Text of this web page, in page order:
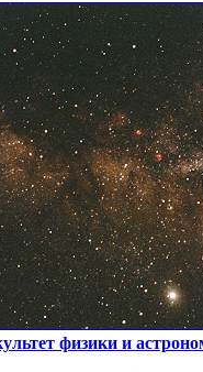
физики и